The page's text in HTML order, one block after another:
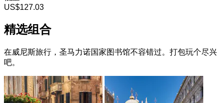
US$127.03
精选组合
在威尼斯旅行，圣马力诺国家图书馆不容错过。打包玩个尽兴
吧。